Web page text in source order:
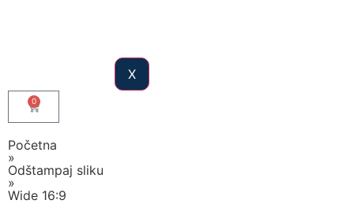
X
0
Početna
»
Odštampaj sliku
»
Wide 16:9